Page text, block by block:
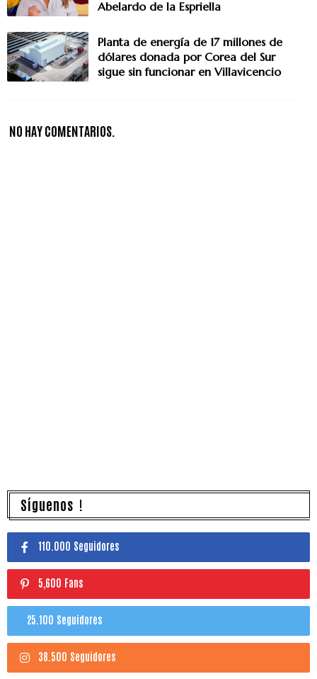
Abelardo de la Espriella
Planta de energía de 17 millones de
dólares donada por Corea del Sur
sigue sin funcionar en Villavicencio
NO HAY COMENTARIOS.
Síguenos !
110.000 Seguidores
5,600 Fans
25.100 Seguidores
38.500 Seguidores